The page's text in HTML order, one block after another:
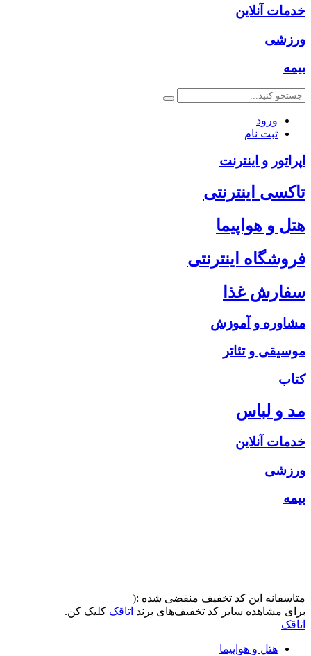
خدمات آنلاین
ورزشی
بیمه
ورود
ثبت نام
اپراتور و اینترنت
تاکسی اینترنتی
هتل و هواپیما
فروشگاه اینترنتی
سفارش غذا
مشاوره و آموزش
موسیقی و تئاتر
کتاب
مد و لباس
خدمات آنلاین
ورزشی
بیمه
متاسفانه این کد تخفیف منقضی شده :(
برای مشاهده سایر کد تخفیف‌های برند اتاقک کلیک کن.
اتاقک
هتل و هواپیما